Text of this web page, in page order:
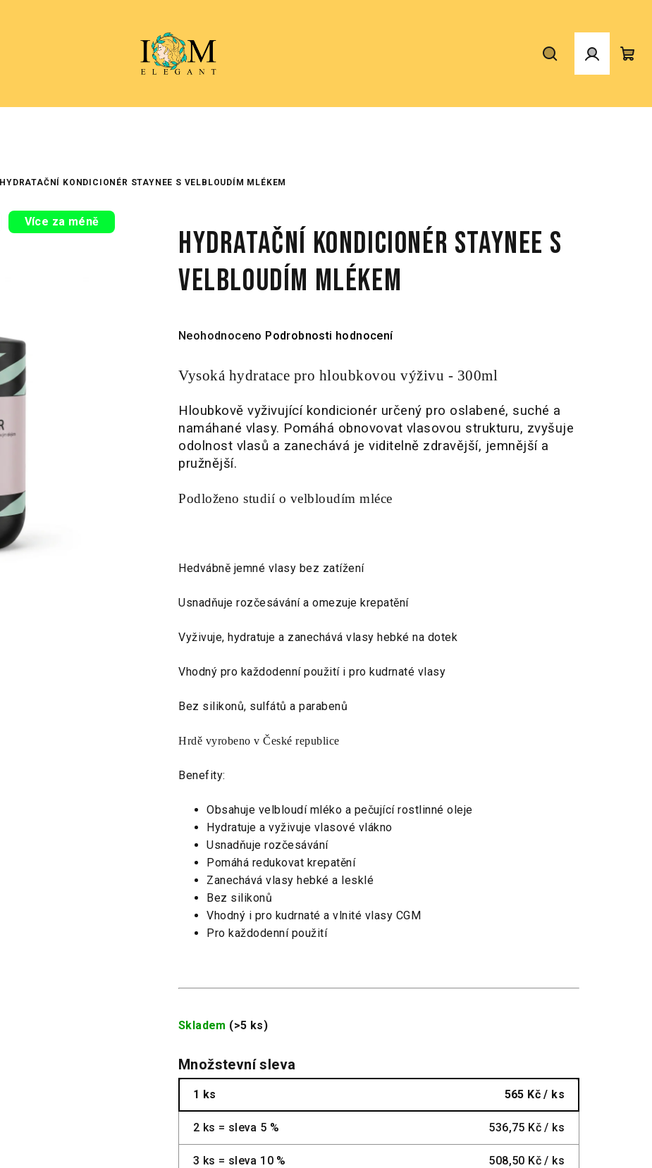
Hledat
HYDRATAČNÍ KONDICIONÉR STAYNEE S VELBLOUDÍM MLÉKEM
Hydratační Kondicionér Staynee s
velbloudím mlékem
Průměrné
produktu
0,0
z
5
hvězdiček.
Neohodnoceno Podrobnosti hodnocení
Vysoká hydratace pro hloubkovou výživu - 300ml
Hloubkově vyživující kondicionér určený pro oslabené, suché a
namáhané vlasy. Pomáhá obnovovat vlasovou strukturu, zvyšuje
odolnost vlasů a zanechává je viditelně zdravější, jemnější a
pružnější.
Podloženo studií o velbloudím mléce
Hedvábně jemné vlasy bez zatížení
Usnadňuje rozčesávání a omezuje krepatění
Vyživuje, hydratuje a zanechává vlasy hebké na dotek
Vhodný pro každodenní použití i pro kudrnaté vlasy
Bez silikonů, sulfátů a parabenů
Hrdě vyrobeno v České republice
Benefity:
Obsahuje velbloudí mléko a pečující rostlinné oleje
Hydratuje a vyživuje vlasové vlákno
Usnadňuje rozčesávání
Pomáhá redukovat krepatění
Zanechává vlasy hebké a lesklé
Bez silikonů
Vhodný i pro kudrnaté a vlnité vlasy CGM
Pro každodenní použití
Skladem (>5 ks)
Množstevní sleva
1 ks 565 Kč / ks
2 ks = sleva 5 % 536,75 Kč / ks
3 ks = sleva 10 % 508,50 Kč / ks
Více za méně